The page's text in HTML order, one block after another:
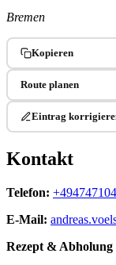
Bremen
Kopieren
Route planen
Eintrag
Kontakt
Telefon:
E-Mail:
Rezept & Abholung